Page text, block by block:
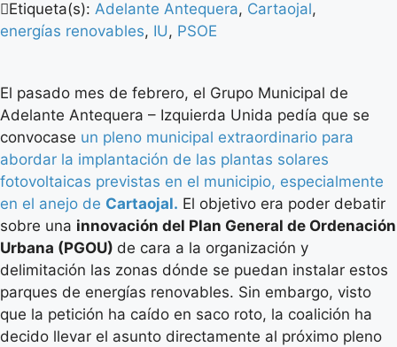
Etiqueta(s): Adelante Antequera, Cartaojal,
energías renovables, IU, PSOE
El pasado mes de febrero, el Grupo Municipal de
Adelante Antequera – Izquierda Unida pedía que se
convocase un pleno municipal extraordinario para
abordar la implantación de las plantas solares
fotovoltaicas previstas en el municipio, especialmente
en el anejo de Cartaojal. El objetivo era poder debatir
sobre una innovación del Plan General de Ordenación
Urbana (PGOU) de cara a la organización y
delimitación las zonas dónde se puedan instalar estos
parques de energías renovables. Sin embargo, visto
que la petición ha caído en saco roto, la coalición ha
decido llevar el asunto directamente al próximo pleno